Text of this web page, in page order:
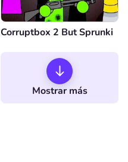
Corruptbox 2 But Sprunki
Mostrar más